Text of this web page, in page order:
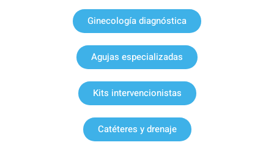
Ginecología diagnóstica
Agujas especializadas
Kits intervencionistas
Catéteres y drenaje